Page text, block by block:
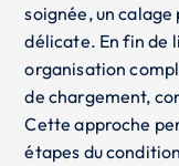
soignée, un
délicate. En fin de
organisation
de chargement,
Cette approche
étapes du